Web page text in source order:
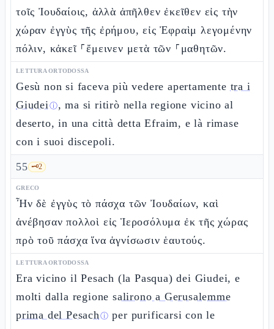
τοῖς Ἰουδαίοις, ἀλλὰ ἀπῆλθεν ἐκεῖθεν εἰς τὴν
χώραν ἐγγὺς τῆς ἐρήμου, εἰς Ἐφραὶμ λεγομένην
πόλιν, κἀκεῖ ⸀ἔμεινεν μετὰ τῶν ⸀μαθητῶν.
LETTURA ORTODOSSA
Gesù non si faceva più vedere apertamente tra i
Giudeiⓘ, ma si ritirò nella regione vicino al
deserto, in una città detta Efraim, e là rimase
con i suoi discepoli.
55 🗝️2
GRECO
Ἦν δὲ ἐγγὺς τὸ πάσχα τῶν Ἰουδαίων, καὶ
ἀνέβησαν πολλοὶ εἰς Ἱεροσόλυμα ἐκ τῆς χώρας
πρὸ τοῦ πάσχα ἵνα ἁγνίσωσιν ἑαυτούς.
LETTURA ORTODOSSA
Era vicino il Pesach (la Pasqua) dei Giudei, e
molti dalla regionesalirono a Gerusalemme
prima del Pesachⓘ per purificarsi con le